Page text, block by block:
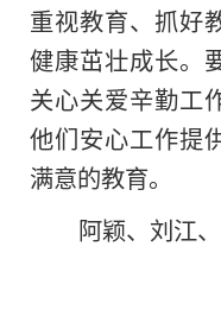
重视教育、抓好
健康茁壮成长。
关心关爱辛勤工
他们安心工作提
满意的教育。
阿颖、刘江